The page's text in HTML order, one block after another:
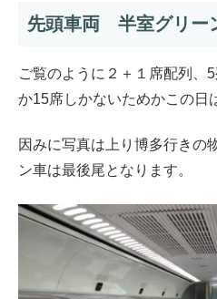
先頭車両 半室グリー
ご覧のように２＋１席配列、
か15席しかないためかこの日
因みに写真は上り博多行きの
ン車は最後尾となります。